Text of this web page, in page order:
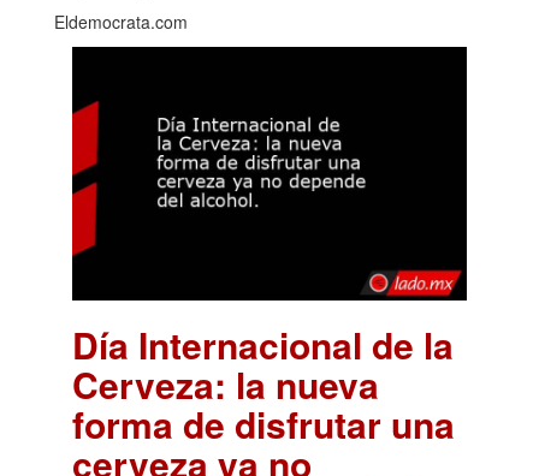
Eldemocrata.com
Día Internacional de la
Cerveza: la nueva
forma de disfrutar una
cerveza ya no